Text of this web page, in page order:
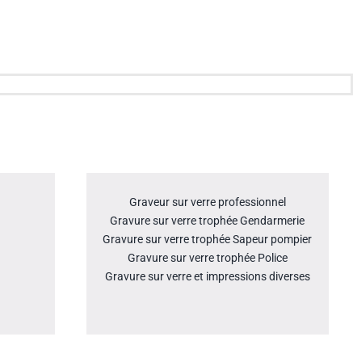
Graveur sur verre professionnel
Gravure sur verre trophée Gendarmerie
Gravure sur verre trophée Sapeur pompier
Gravure sur verre trophée Police
Gravure sur verre et impressions diverses